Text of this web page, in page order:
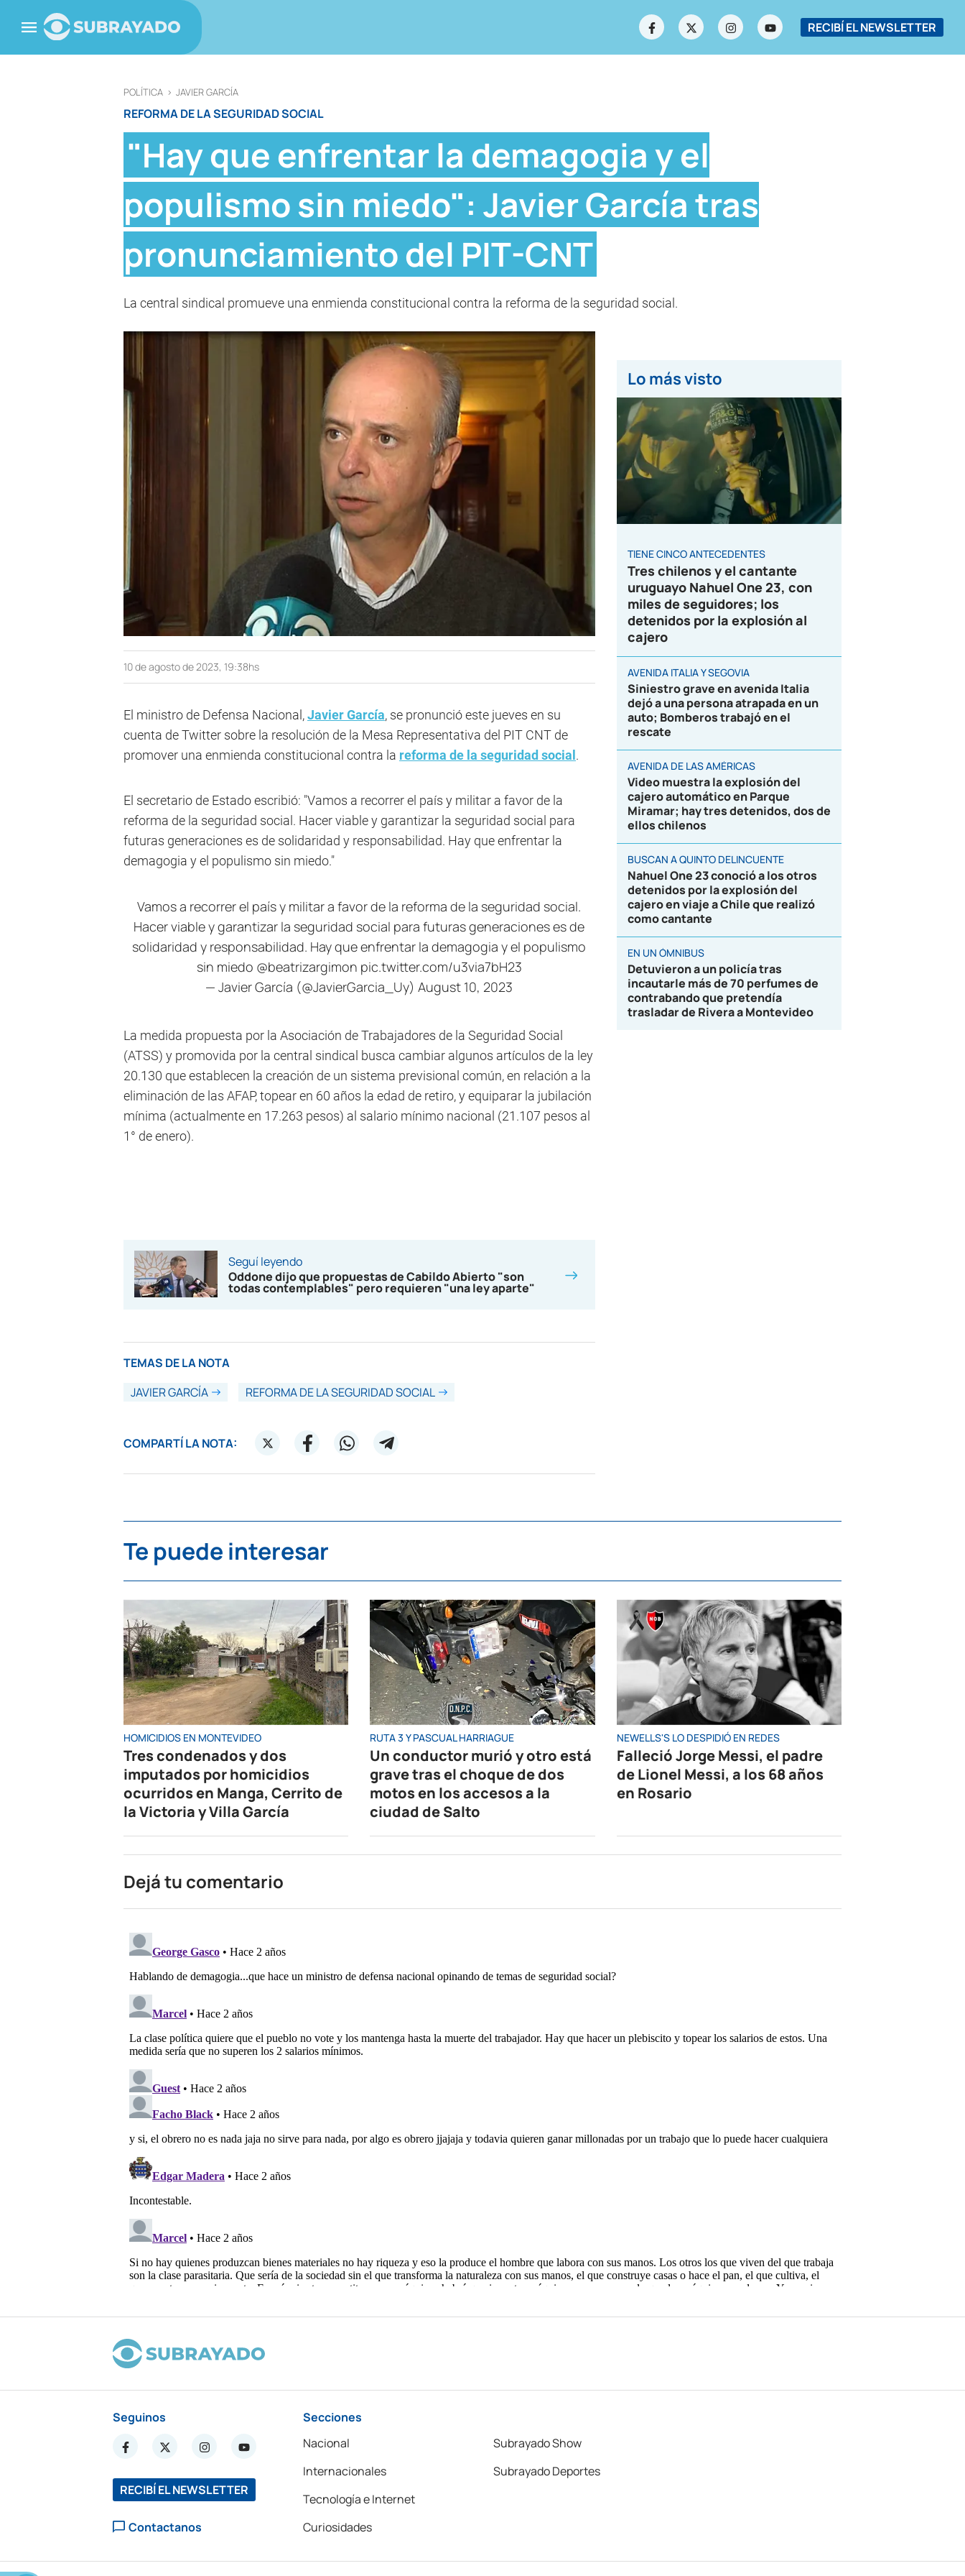
RECIBÍ EL NEWSLETTER
POLÍTICA > JAVIER GARCÍA
REFORMA DE LA SEGURIDAD SOCIAL
"Hay que enfrentar la demagogia y el
populismo sin miedo": Javier García tras
pronunciamiento del PIT-CNT
La central sindical promueve una enmienda constitucional contra la reforma de la seguridad social.
10 de agosto de 2023, 19:38hs
El ministro de Defensa Nacional,Javier García, se pronunció este jueves en su
cuenta de Twitter sobre la resolución de la Mesa Representativa del PIT CNT de
promover una enmienda constitucional contra la reforma de la seguridad social .
El secretario de Estado escribió: "Vamos a recorrer el país y militar a favor de la
reforma de la seguridad social. Hacer viable y garantizar la seguridad social para
futuras generaciones es de solidaridad y responsabilidad. Hay que enfrentar la
demagogia y el populismo sin miedo."
Vamos a recorrer el país y militar a favor de la reforma de la seguridad social.
Hacer viable y garantizar la seguridad social para futuras generaciones es de
solidaridad y responsabilidad. Hay que enfrentar la demagogia y el populismo
sin miedo @beatrizargimon pic.twitter.com/u3via7bH23
— Javier García (@JavierGarcia_Uy)August 10, 2023
La medida propuesta por la Asociación de Trabajadores de la Seguridad Social
(ATSS) y promovida por la central sindical busca cambiar algunos artículos de la ley
20.130 que establecen la creación de un sistema previsional común, en relación a la
eliminación de las AFAP, topear en 60 años la edad de retiro, y equiparar la jubilación
mínima (actualmente en 17.263 pesos) al salario mínimo nacional (21.107 pesos al
1° de enero).
Seguí leyendo
Oddone dijo que propuestas de Cabildo Abierto "son
todas contemplables" pero requieren "una ley aparte"
TEMAS DE LA NOTA
JAVIER GARCÍA
REFORMA DE LA SEGURIDAD SOCIAL
COMPARTÍ LA NOTA:
Lo más visto
TIENE CINCO ANTECEDENTES
Tres chilenos y el cantante
uruguayo Nahuel One 23, con
miles de seguidores; los
detenidos por la explosión al
cajero
AVENIDA ITALIA Y SEGOVIA
Siniestro grave en avenida Italia
dejó a una persona atrapada en un
auto; Bomberos trabajó en el
rescate
AVENIDA DE LAS AMÉRICAS
Video muestra la explosión del
cajero automático en Parque
Miramar; hay tres detenidos, dos de
ellos chilenos
BUSCAN A QUINTO DELINCUENTE
Nahuel One 23 conoció a los otros
detenidos por la explosión del
cajero en viaje a Chile que realizó
como cantante
EN UN ÓMNIBUS
Detuvieron a un policía tras
incautarle más de 70 perfumes de
contrabando que pretendía
trasladar de Rivera a Montevideo
Te puede interesar
HOMICIDIOS EN MONTEVIDEO
Tres condenados y dos
imputados por homicidios
ocurridos en Manga, Cerrito de
la Victoria y Villa García
RUTA 3 Y PASCUAL HARRIAGUE
Un conductor murió y otro está
grave tras el choque de dos
motos en los accesos a la
ciudad de Salto
NEWELLS'S LO DESPIDIÓ EN REDES
Falleció Jorge Messi, el padre
de Lionel Messi, a los 68 años
en Rosario
Dejá tu comentario
Seguinos
RECIBÍ EL NEWSLETTER
Contactanos
Secciones
Nacional
Internacionales
Tecnología e Internet
Curiosidades
Subrayado Show
Subrayado Deportes